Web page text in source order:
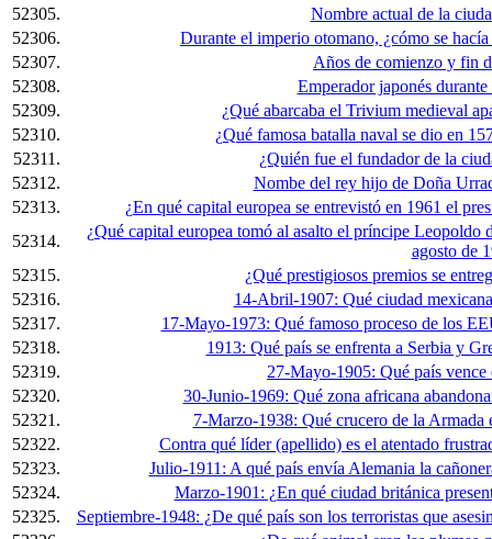
52305.
Nombre actual de la
52306.
Durante el imperio otomano, ¿cómo se
52307.
Años de comienzo y fin
52308.
Emperador japonés
52309.
¿Qué abarcaba el Trivium medieval
52310.
¿Qué famosa batalla naval se dio en
52311.
¿Quién fue el fundador de la
52312.
Nombe del rey hijo de Doña
52313.
¿En qué capital europea se entrevistó en 1961 el
52314.
¿Qué capital europea tomó al asalto el príncipe Leopoldo
agosto de
52315.
¿Qué prestigiosos premios se
52316.
14-Abril-1907: Qué ciudad
52317.
17-Mayo-1973: Qué famoso proceso de los
52318.
1913: Qué país se enfrenta a Serbia y
52319.
27-Mayo-1905: Qué país vence
52320.
30-Junio-1969: Qué zona africana
52321.
7-Marzo-1938: Qué crucero de la Armada
52322.
Contra qué líder (apellido) es el atentado
52323.
Julio-1911: A qué país envía Alemania la
52324.
Marzo-1901: ¿En qué ciudad británica
52325.
Septiembre-1948: ¿De qué país son los terroristas que